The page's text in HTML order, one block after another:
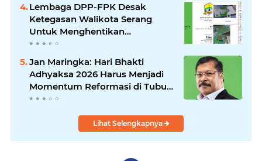
Lembaga DPP-FPK Desak
Ketegasan Walikota Serang
Untuk Menghentikan
Sementara Revitalisasi Alun-
Jan Maringka: Hari Bhakti
Adhyaksa 2026 Harus Menjadi
Momentum Reformasi di Tubuh
Kejaksaan
Lihat Selengkapnya